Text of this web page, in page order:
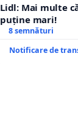
Lidl: Mai multe
puține mari!
8 semnături
Notificare de